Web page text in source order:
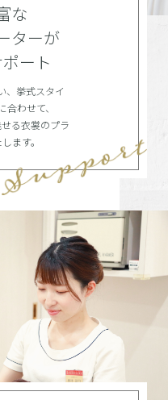
な
ターが
ート
、挙式スタイ
わせて、
る衣裳のプラ
ます。